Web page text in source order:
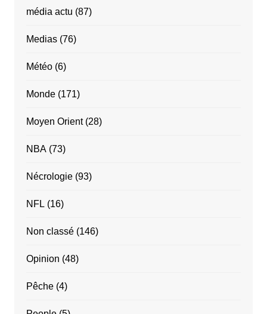
média actu (87)
Medias(76)
Météo(6)
Monde(171)
Moyen Orient(28)
NBA(73)
Nécrologie(93)
NFL (16)
Non classé(146)
Opinion (48)
Pêche(4)